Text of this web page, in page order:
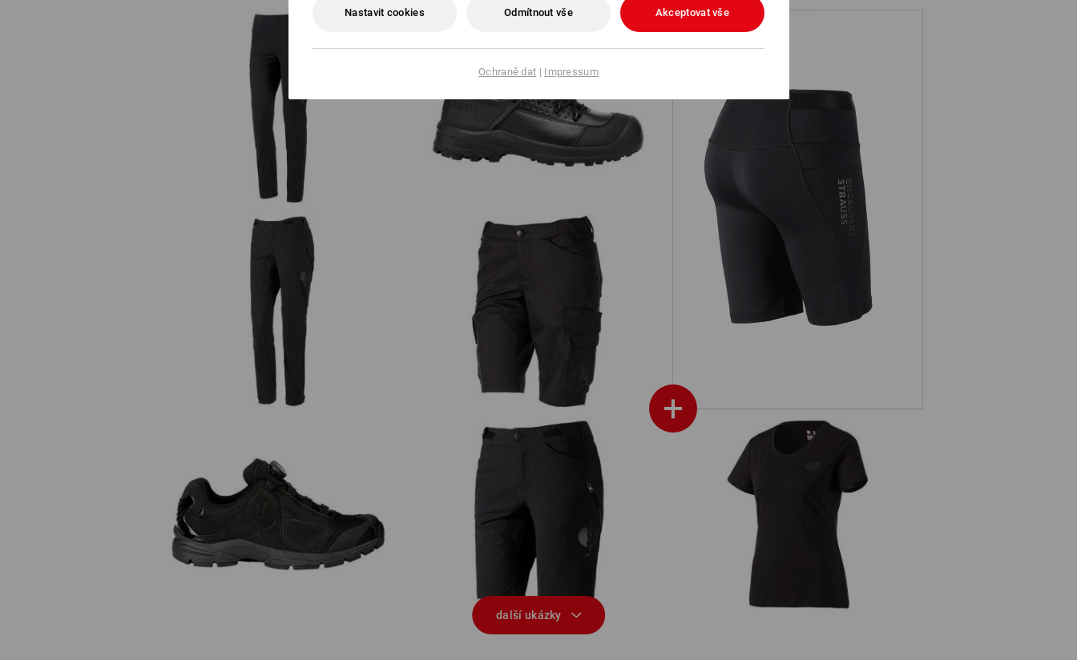
Tréninkové krátké legíny e.s.trail,
+
Funkční legíny e.s.trail, dámská S3 Bezpečnostní obuv e.s. Katavi low
Funkční kalhoty e.s.trail, dámské Šortky e.s.trail, dámské
O2 Pracovní obuv e.s. Minkar II Funkční šortky e.s.trail, dámské Tričko Merino e.s.trail, dámská
další ukázky
Nastavit cookies Odmítnout vše Akceptovat vše
Ochraně dat | Impressum